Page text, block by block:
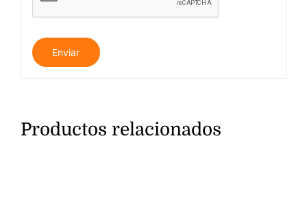
Productos relacionados